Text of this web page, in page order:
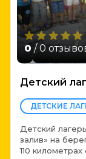
0 / 0
Детский
ДЕТСКИЕ
Детский
залив» на
110